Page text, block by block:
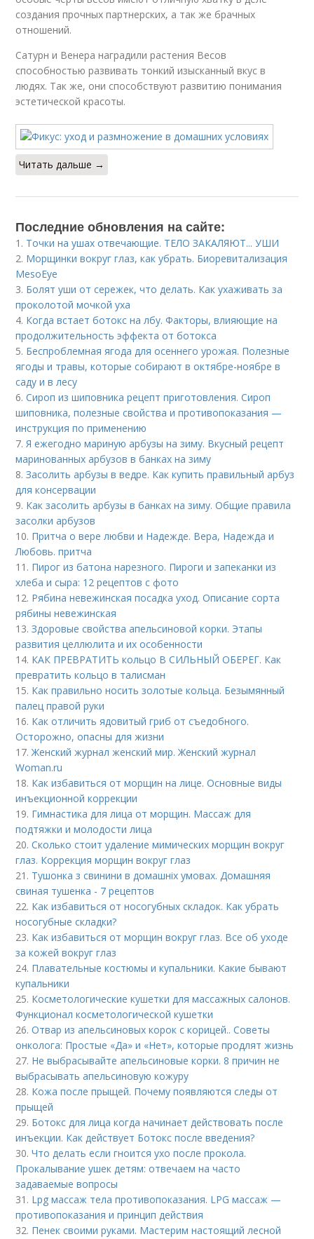
создания прочных партнерских, а так же брачных
отношений.
Сатурн и Венера наградили растения Весов
способностью развивать тонкий изысканный вкус в
людях. Так же, они способствуют развитию понимания
эстетической красоты.
Читать дальше →
Последние обновления на сайте:
1. Точки на ушах отвечающие. ТЕЛО ЗАКАЛЯЮТ... УШИ
2. Морщинки вокруг глаз, как убрать. Биоревитализация
MesoEye
3. Болят уши от сережек, что делать. Как ухаживать за
проколотой мочкой уха
4. Когда встает ботокс на лбу. Факторы, влияющие на
продолжительность эффекта от ботокса
5. Беспроблемная ягода для осеннего урожая. Полезные
ягоды и травы, которые собирают в октябре-ноябре в
саду и в лесу
6.Сироп из шиповника рецепт приготовления. Сироп
шиповника, полезные свойства и противопоказания —
инструкция по применению
7.Я ежегодно мариную арбузы на зиму. Вкусный рецепт
маринованных арбузов в банках на зиму
8.Засолить арбузы в ведре. Как купить правильный арбуз
для консервации
9. Как засолить арбузы в банках на зиму. Общие правила
засолки арбузов
10. Притча о вере любви и Надежде. Вера, Надежда и
Любовь. притча
11. Пирог из батона нарезного. Пироги и запеканки из
хлеба и сыра: 12 рецептов с фото
12. Рябина невежинская посадка уход. Описание сорта
рябины невежинская
13.Здоровые свойства апельсиновой корки. Этапы
развития целлюлита и их особенности
14. КАК ПРЕВРАТИТЬ кольцо В СИЛЬНЫЙ ОБЕРЕГ. Как
превратить кольцо в талисман
15. Как правильно носить золотые кольца. Безымянный
палец правой руки
16. Как отличить ядовитый гриб от съедобного.
Осторожно, опасны для жизни
17.Женский журнал женский мир. Женский журнал
Woman.ru
18. Как избавиться от морщин на лице. Основные виды
инъекционной коррекции
19. Гимнастика для лица от морщин. Массаж для
подтяжки и молодости лица
20.Сколько стоит удаление мимических морщин вокруг
глаз. Коррекция морщин вокруг глаз
21. Тушонка з свинини в домашніх умовах. Домашняя
свиная тушенка - 7 рецептов
22. Как избавиться от носогубных складок. Как убрать
носогубные складки?
23. Как избавиться от морщин вокруг глаз. Все об уходе
за кожей вокруг глаз
24. Плавательные костюмы и купальники. Какие бывают
купальники
25. Косметологические кушетки для массажных салонов.
Функционал косметологической кушетки
26.Отвар из апельсиновых корок с корицей.. Советы
онколога: Простые «Да» и «Нет», которые продлят жизнь
27. Не выбрасывайте апельсиновые корки. 8 причин не
выбрасывать апельсиновую кожуру
28. Кожа после прыщей. Почему появляются следы от
прыщей
29. Ботокс для лица когда начинает действовать после
инъекции. Как действует Ботокс после введения?
30.Что делать если гноится ухо после прокола.
Прокалывание ушек детям: отвечаем на часто
задаваемые вопросы
31. Lpg массаж тела противопоказания. LPG массаж —
противопоказания и принцип действия
32. Пенек своими руками. Мастерим настоящий лесной